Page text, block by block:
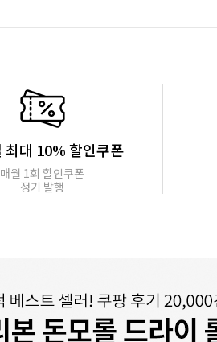
최대 10% 할인쿠폰
매월 1회 할인쿠폰
정기 발행